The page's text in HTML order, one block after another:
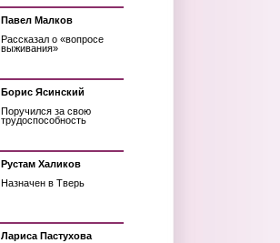
Павел Малков
Рассказал о «вопросе
выживания»
Борис Ясинский
Поручился за свою
трудоспособность
Рустам Халиков
Назначен в Тверь
Лариса Пастухова